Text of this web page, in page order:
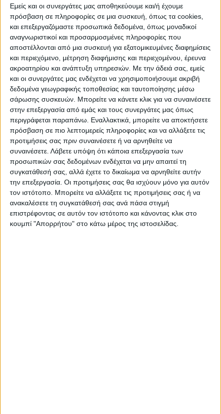
Εμείς και οι συνεργάτες μας αποθηκεύουμε και/ή έχουμε
πρόσβαση σε πληροφορίες σε μια συσκευή, όπως τα cookies,
και επεξεργαζόμαστε προσωπικά δεδομένα, όπως μοναδικοί
αναγνωριστικοί και προσαρμοσμένες πληροφορίες που
αποστέλλονται από μια συσκευή για εξατομικευμένες διαφημίσεις
και περιεχόμενο, μέτρηση διαφήμισης και περιεχομένου, έρευνα
ακροατηρίου και ανάπτυξη υπηρεσιών. Με την άδειά σας, εμείς
και οι συνεργάτες μας ενδέχεται να χρησιμοποιήσουμε ακριβή
δεδομένα γεωγραφικής τοποθεσίας και ταυτοποίησης μέσω
σάρωσης συσκευών. Μπορείτε να κάνετε κλικ για να συναινέσετε
στην επεξεργασία από εμάς και τους συνεργάτες μας όπως
περιγράφεται παραπάνω. Εναλλακτικά, μπορείτε να αποκτήσετε
πρόσβαση σε πιο λεπτομερείς πληροφορίες και να αλλάξετε τις
προτιμήσεις σας πριν συναινέσετε ή να αρνηθείτε να
συναινέσετε. Λάβετε υπόψη ότι κάποια επεξεργασία των
προσωπικών σας δεδομένων ενδέχεται να μην απαιτεί τη
συγκατάθεσή σας, αλλά έχετε το δικαίωμα να αρνηθείτε αυτήν
την επεξεργασία. Οι προτιμήσεις σας θα ισχύουν μόνο για αυτόν
τον ιστότοπο. Μπορείτε να αλλάξετε τις προτιμήσεις σας ή να
ανακαλέσετε τη συγκατάθεσή σας ανά πάσα στιγμή
επιστρέφοντας σε αυτόν τον ιστότοπο και κάνοντας κλικ στο
κουμπί "Απορρήτου" στο κάτω μέρος της ιστοσελίδας.
βιολογική γεωργία και
κτηνοτροφία
ΝΕΟΣ ΑΓΩΝ
https://neosagon.gr
Η Αρχαιότερη Καθημερινή Πρωινή Εφημερίδα της Καρδίτσας
ΠΑΡΟΜΟΙΑ ΑΡΘΡΑ